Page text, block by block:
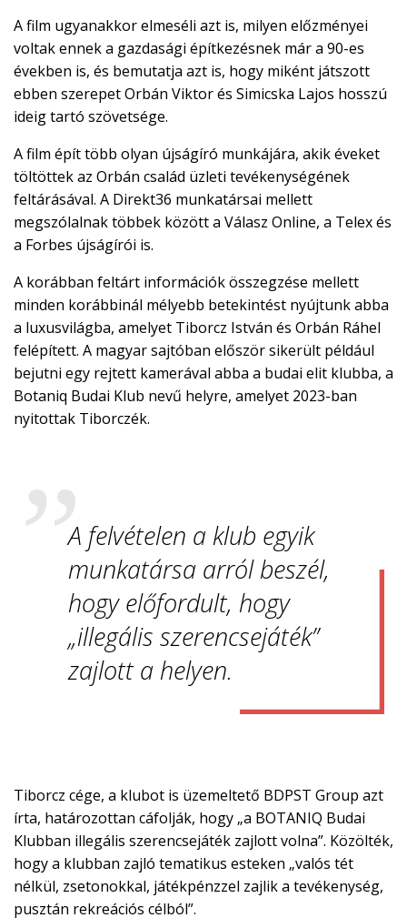
A film ugyanakkor elmeséli azt is, milyen előzményei
voltak ennek a gazdasági építkezésnek már a 90-es
években is, és bemutatja azt is, hogy miként játszott
ebben szerepet Orbán Viktor és Simicska Lajos hosszú
ideig tartó szövetsége.
A film épít több olyan újságíró munkájára, akik éveket
töltöttek az Orbán család üzleti tevékenységének
feltárásával. A Direkt36 munkatársai mellett
megszólalnak többek között a Válasz Online, a Telex és
a Forbes újságírói is.
A korábban feltárt információk összegzése mellett
minden korábbinál mélyebb betekintést nyújtunk abba
a luxusvilágba, amelyet Tiborcz István és Orbán Ráhel
felépített. A magyar sajtóban először sikerült például
bejutni egy rejtett kamerával abba a budai elit klubba, a
Botaniq Budai Klub nevű helyre, amelyet 2023-ban
nyitottak Tiborczék.
A felvételen a klub egyik
munkatársa arról beszél,
hogy előfordult, hogy
„illegális szerencsejáték”
zajlott a helyen.
Tiborcz cége, a klubot is üzemeltető BDPST Group azt
írta, határozottan cáfolják, hogy „a BOTANIQ Budai
Klubban illegális szerencsejáték zajlott volna”. Közölték,
hogy a klubban zajló tematikus esteken „valós tét
nélkül, zsetonokkal, játékpénzzel zajlik a tevékenység,
pusztán rekreációs célból”.